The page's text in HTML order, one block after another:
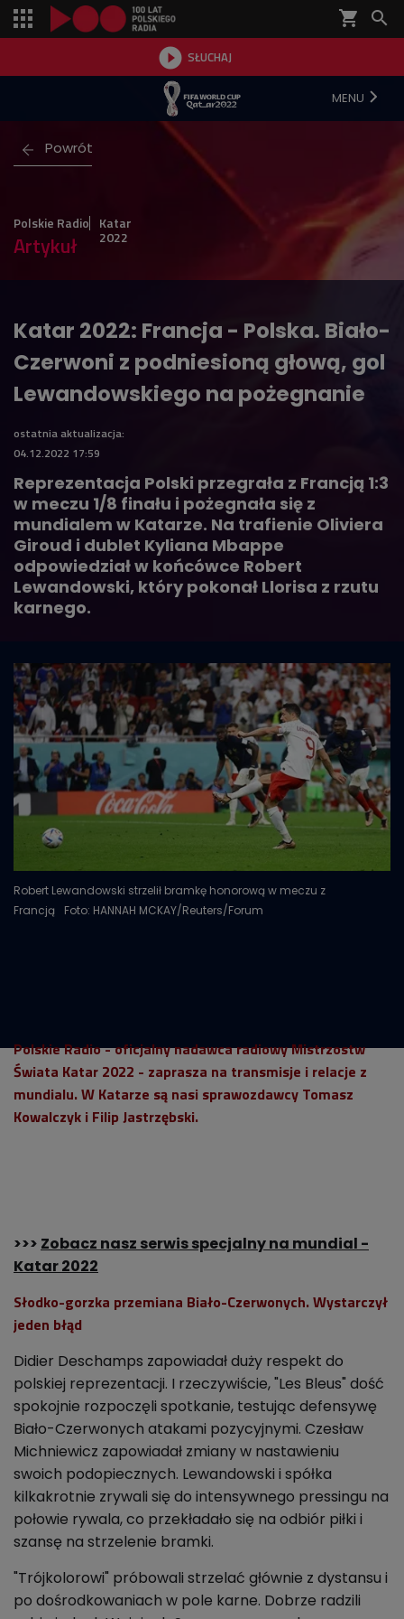
shopping_cart 
 SŁUCHAJ

MENU
Powrót
Polskie Radio Katar
2022
Artykuł
Katar 2022: Francja - Polska. Biało-
Czerwoni z podniesioną głową, gol
Lewandowskiego na pożegnanie
ostatnia aktualizacja:
04.12.2022 17:59
Reprezentacja Polski przegrała z Francją 1:3
w meczu 1/8 finału i pożegnała się z
mundialem w Katarze. Na trafienie Oliviera
Giroud i dublet Kyliana Mbappe
odpowiedział w końcówce Robert
Lewandowski, który pokonał Llorisa z rzutu
karnego.
Robert Lewandowski strzelił bramkę honorową w meczu z
Francją
Foto: HANNAH MCKAY/Reuters/Forum
Polskie Radio - oficjalny nadawca radiowy Mistrzostw
Świata Katar 2022 - zaprasza na transmisje i relacje z
mundialu. W Katarze są nasi sprawozdawcy Tomasz
Kowalczyk i Filip Jastrzębski.
>>> Zobacz nasz serwis specjalny na mundial -
Katar 2022
Słodko-gorzka przemiana Biało-Czerwonych. Wystarczył
jeden błąd
Didier Deschamps zapowiadał duży respekt do
polskiej reprezentacji. I rzeczywiście, "Les Bleus" dość
spokojnie rozpoczęli spotkanie, testując defensywę
Biało-Czerwonych atakami pozycyjnymi. Czesław
Michniewicz zapowiadał zmiany w nastawieniu
swoich podopiecznych. Lewandowski i spółka
kilkakrotnie zrywali się do intensywnego pressingu na
połowie rywala, co przekładało się na odbiór piłki i
szansę na strzelenie bramki.
"Trójkolorowi" próbowali strzelać głównie z dystansu i
po dośrodkowaniach w pole karne. Dobrze radzili